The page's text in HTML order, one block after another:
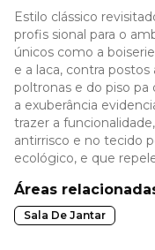
Estilo clássico
profis sional para o
únicos como a
e a laca, contra
poltronas e do piso pa
a exuberância
trazer a
antirrisco e no tecido
ecológico, e que
Áreas
Sala De Jantar